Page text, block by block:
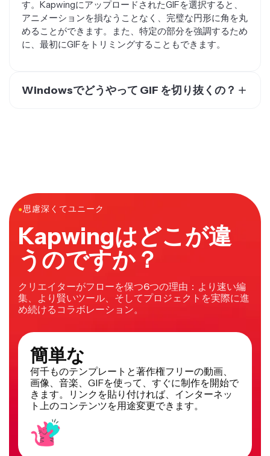
アニメーションを損なうことなく、完璧な円形に角を丸
めることができます。また、特定の部分を強調するため
に、最初にGIFをトリミングすることもできます。
ザーはブラウザからGIFを超簡単にトリミングして編集
できちゃいます。
●思慮深くてユニーク
Kapwingはどこが違
うのですか？
クリエイターがフローを保つ6つの理由：より速い編
集、より賢いツール、そしてプロジェクトを実際に進
め続けるコラボレーション。
簡単な
何千ものテンプレートと著作権フリーの動画、
画像、音楽、GIFを使って、すぐに制作を開始で
きます。リンクを貼り付ければ、インターネッ
ト上のコンテンツを用途変更できます。